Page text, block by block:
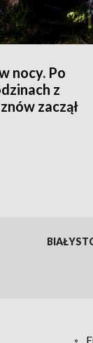
nocy. Po
z
zaczął